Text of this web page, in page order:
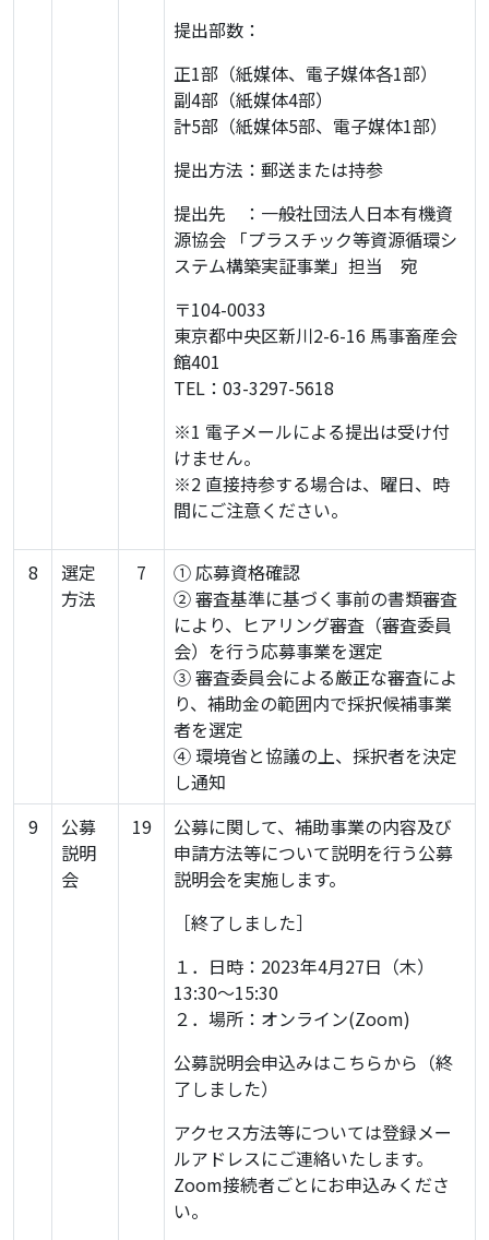
提出部数：
正1部（紙媒体、電子媒体各1部）
副4部（紙媒体4部）
計5部（紙媒体5部、電子媒体1部）
提出方法：郵送または持参
提出先 ：一般社団法人日本有機資
源協会 「プラスチック等資源循環シ
ステム構築実証事業」担当 宛
〒104-0033
東京都中央区新川2-6-16 馬事畜産会
館401
TEL：03-3297-5618
※1 電子メールによる提出は受け付
けません。
※2 直接持参する場合は、曜日、時
間にご注意ください。
8
選定
方法
7
① 応募資格確認
② 審査基準に基づく事前の書類審査
により、ヒアリング審査（審査委員
会）を行う応募事業を選定
③ 審査委員会による厳正な審査によ
り、補助金の範囲内で採択候補事業
者を選定
④ 環境省と協議の上、採択者を決定
し通知
9
公募
説明
会
19
公募に関して、補助事業の内容及び
申請方法等について説明を行う公募
説明会を実施します。
［終了しました］
１．日時：2023年4月27日（木）
13:30～15:30
２．場所：オンライン(Zoom)
公募説明会申込みはこちらから（終
了しました）
アクセス方法等については登録メー
ルアドレスにご連絡いたします。
Zoom接続者ごとにお申込みくださ
い。